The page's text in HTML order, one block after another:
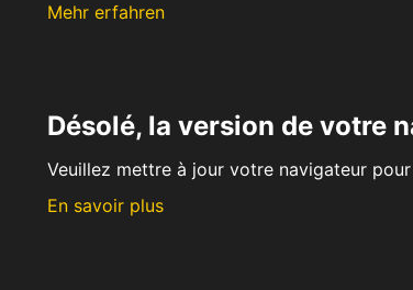
Mehr erfahren
Désolé, la version de votre
Veuillez mettre à jour votre navigateur
En savoir plus